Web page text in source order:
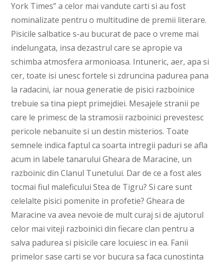
York Times” a celor mai vandute carti si au fost
nominalizate pentru o multitudine de premii literare.
Pisicile salbatice s-au bucurat de pace o vreme mai
indelungata, insa dezastrul care se apropie va
schimba atmosfera armonioasa. Intuneric, aer, apa si
cer, toate isi unesc fortele si zdruncina padurea pana
la radacini, iar noua generatie de pisici razboinice
trebuie sa tina piept primejdiei. Mesajele stranii pe
care le primesc de la stramosii razboinici prevestesc
pericole nebanuite si un destin misterios. Toate
semnele indica faptul ca soarta intregii paduri se afla
acum in labele tanarului Gheara de Maracine, un
razboinic din Clanul Tunetului. Dar de ce a fost ales
tocmai fiul maleficului Stea de Tigru? Si care sunt
celelalte pisici pomenite in profetie? Gheara de
Maracine va avea nevoie de mult curaj si de ajutorul
celor mai viteji razboinici din fiecare clan pentru a
salva padurea si pisicile care locuiesc in ea. Fanii
primelor sase carti se vor bucura sa faca cunostinta